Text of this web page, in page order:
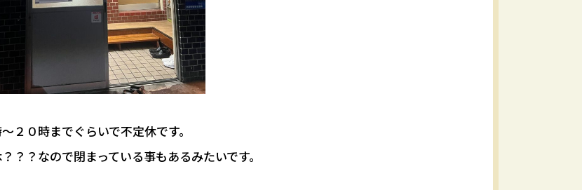
２０時までぐらいで不定休です。
？？なので閉まっている事もあるみたいです。